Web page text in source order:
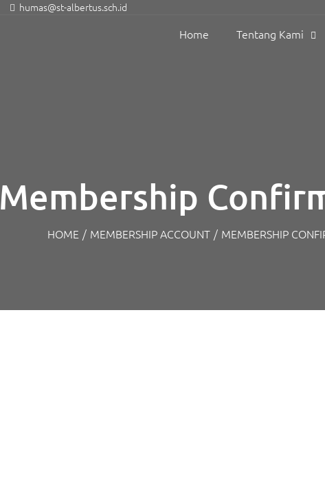
humas@st-albertus.sch.id
Home Tentang Kami
Membership
HOME / MEMBERSHIP ACCOUNT / MEMBERSHIP